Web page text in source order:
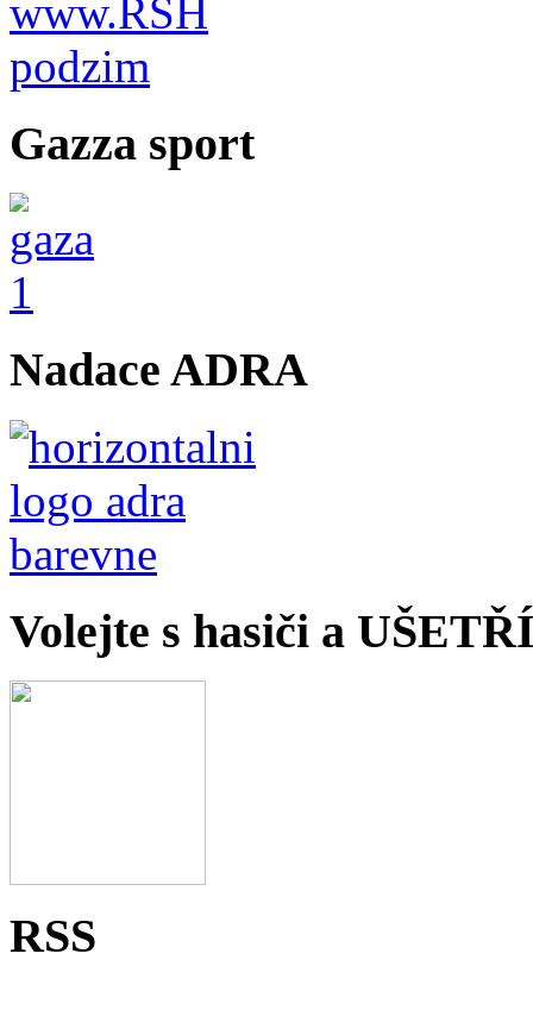
Gazza sport
Nadace ADRA
Volejte s hasiči a
RSS